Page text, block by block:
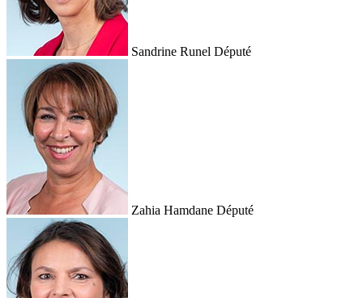
Sandrine Runel Député
Zahia Hamdane Député